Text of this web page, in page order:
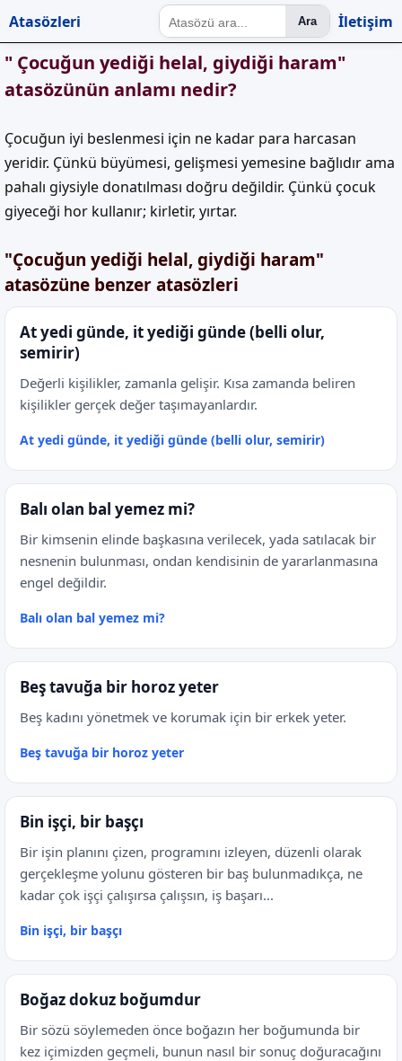
Atasözleri Ara İletişim
" Çocuğun yediği helal, giydiği haram"
atasözünün anlamı nedir?
Çocuğun iyi beslenmesi için ne kadar para harcasan
yeridir. Çünkü büyümesi, gelişmesi yemesine bağlıdır ama
pahalı giysiyle donatılması doğru değildir. Çünkü çocuk
giyeceği hor kullanır; kirletir, yırtar.
"Çocuğun yediği helal, giydiği haram"
atasözüne benzer atasözleri
At yedi günde, it yediği günde (belli olur,
semirir)
Değerli kişilikler, zamanla gelişir. Kısa zamanda beliren
kişilikler gerçek değer taşımayanlardır.
At yedi günde, it yediği günde (belli olur, semirir)
Balı olan bal yemez mi?
Bir kimsenin elinde başkasına verilecek, yada satılacak bir
nesnenin bulunması, ondan kendisinin de yararlanmasına
engel değildir.
Balı olan bal yemez mi?
Beş tavuğa bir horoz yeter
Beş kadını yönetmek ve korumak için bir erkek yeter.
Beş tavuğa bir horoz yeter
Bin işçi, bir başçı
Bir işin planını çizen, programını izleyen, düzenli olarak
gerçekleşme yolunu gösteren bir baş bulunmadıkça, ne
kadar çok işçi çalışırsa çalışsın, iş başarı...
Bin işçi, bir başçı
Boğaz dokuz boğumdur
Bir sözü söylemeden önce boğazın her boğumunda bir
kez içimizden geçmeli, bunun nasıl bir sonuç doğuracağını